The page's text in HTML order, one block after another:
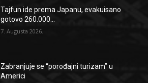
Tajfun ide prema Japanu, evakuisano
gotovo 260.000...
7. Augusta 2026.
Zabranjuje se “porođajni turizam” u
Americi